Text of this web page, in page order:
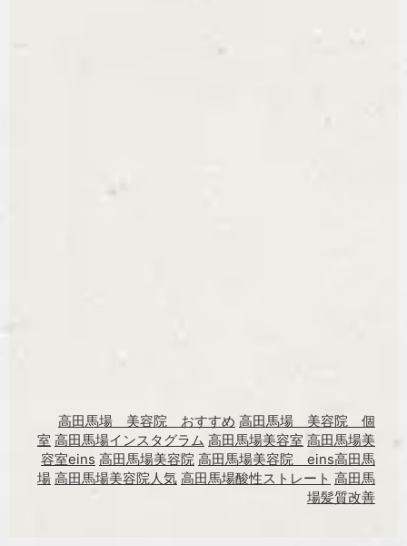
高田馬場 美容院 おすすめ 高田馬場 美容院 個
室 高田馬場インスタグラム 高田馬場美容室 高田馬場美
容室eins 高田馬場美容院 高田馬場美容院 eins高田馬
場 高田馬場美容院人気 高田馬場酸性ストレート 高田馬
場髪質改善